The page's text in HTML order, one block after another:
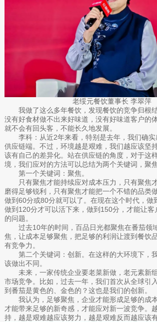
老绥元餐饮董事长 李翠萍
我做了这么多年餐饮，发现餐饮的竞争归根
没有好食材做不出来好味道，没有好味道客户的
就不会有回头客，不能长久地发展。
李科：从近2年来看，特别是去年，我们确
供应链端。不过，环境越是艰难，我们越应该坚
该有自己的差异化。站在供应链的角度，对于这
境，我们应对的方法可以总结为两个关键词，聚焦
第一个关键词：聚焦。
只有聚焦才能持续应对成本压力，只有聚焦
磨得足够锐利，只有聚焦才能把一个不错的品类
做到60分或80分就可以了。在现在这个时代，做
做到120分才可以活下来，做到150分，才能让客
的问题。
过去10年的时间，百品日光都聚焦在番茄领
焦，让成本足够聚焦，把足够的利润让渡到餐饮
有竞争力。
第二个关键词：创新。在这样的大环境下，
该做出不同。
未来，一家传统企业要老菜新做，老元素新
市场竞争。比如，过去一年，我们首次从全球引
到番茄是黄色的、金色的？这也是我们的创新。
我认为，足够聚焦，企业才能形成足够的成
才能带来足够的新奇感，才能应对新一波竞争。
持，越是艰难越应该努力，越是艰难反而越应该有